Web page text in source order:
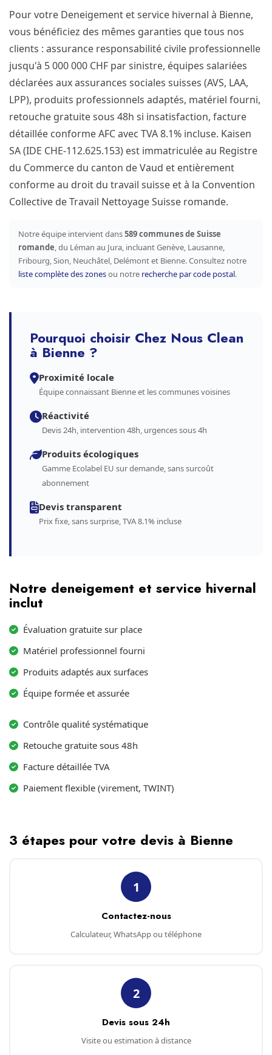
Pour votre Deneigement et service hivernal à Bienne,
vous bénéficiez des mêmes garanties que tous nos
clients : assurance responsabilité civile professionnelle
jusqu'à 5 000 000 CHF par sinistre, équipes salariées
déclarées aux assurances sociales suisses (AVS, LAA,
LPP), produits professionnels adaptés, matériel fourni,
retouche gratuite sous 48h si insatisfaction, facture
détaillée conforme AFC avec TVA 8.1% incluse. Kaisen
SA (IDE CHE-112.625.153) est immatriculée au Registre
du Commerce du canton de Vaud et entièrement
conforme au droit du travail suisse et à la Convention
Collective de Travail Nettoyage Suisse romande.
Notre équipe intervient dans589 communes de Suisse
romande, du Léman au Jura, incluant Genève, Lausanne,
Fribourg, Sion, Neuchâtel, Delémont et Bienne. Consultez notre
liste complète des zonesou notre recherche par code postal.
Pourquoi choisir Chez Nous Clean
à Bienne ?
Proximité locale
Équipe connaissant Bienne et les communes voisines
Réactivité
Devis 24h, intervention 48h, urgences sous 4h
Produits écologiques
Gamme Ecolabel EU sur demande, sans surcoût
abonnement
Devis transparent
Prix fixe, sans surprise, TVA 8.1% incluse
Notre deneigement et service hivernal
inclut
Évaluation gratuite sur place
Matériel professionnel fourni
Produits adaptés aux surfaces
Équipe formée et assurée
Contrôle qualité systématique
Retouche gratuite sous 48h
Facture détaillée TVA
Paiement flexible (virement, TWINT)
3 étapes pour votre devis à Bienne
1
Contactez-nous
Calculateur, WhatsApp ou téléphone
2
Devis sous 24h
Visite ou estimation à distance